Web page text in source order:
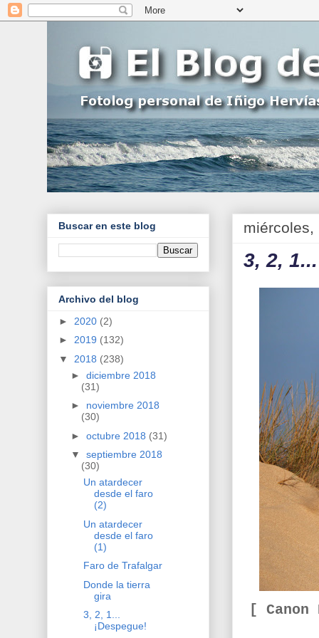
miércoles,
3, 2,
[ Canon
Buscar en este blog
Archivo del blog
► 2020 (2)
► 2019 (132)
▼ 2018 (238)
► diciembre 2018
(31)
► noviembre 2018
(30)
► octubre 2018 (31)
▼ septiembre 2018
(30)
Un atardecer
desde el faro
(2)
Un atardecer
desde el faro
(1)
Faro de Trafalgar
Donde la tierra
gira
3, 2, 1...
¡Despegue!